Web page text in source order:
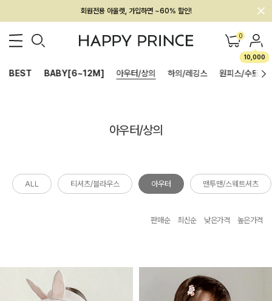
회원전용 아울렛, 가입하면 ~60% 할인!
멤버십 최대 28,000원 혜택 0
10,000
BEST BABY[6~12M] 아우터/상의 하의/레깅스 원피스/수트
아우터/상의
ALL 티셔츠/블라우스 아우터 맨투맨/스웨트셔츠
판매순 최신순 낮은가격 높은가격